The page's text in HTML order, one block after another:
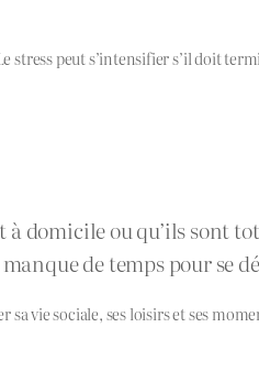
peut s’intensifier s’il doit
domicile ou qu’ils sont
de temps pour se
vie sociale, ses loisirs et ses